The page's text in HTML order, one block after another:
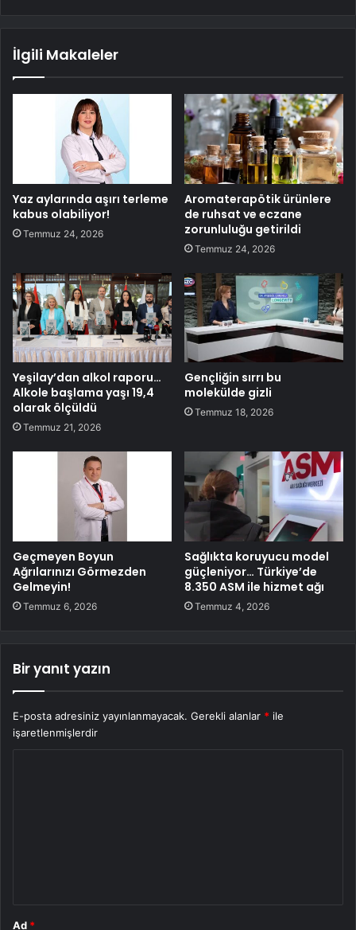
İlgili Makaleler
Yaz aylarında aşırı terleme
kabus olabiliyor!
Temmuz 24, 2026
Aromaterapötik ürünlere
de ruhsat ve eczane
zorunluluğu getirildi
Temmuz 24, 2026
Yeşilay’dan alkol raporu…
Alkole başlama yaşı 19,4
olarak ölçüldü
Temmuz 21, 2026
Gençliğin sırrı bu
molekülde gizli
Temmuz 18, 2026
Geçmeyen Boyun
Ağrılarınızı Görmezden
Gelmeyin!
Temmuz 6, 2026
Sağlıkta koruyucu model
güçleniyor… Türkiye’de
8.350 ASM ile hizmet ağı
Temmuz 4, 2026
Bir yanıt yazın
E-posta adresiniz yayınlanmayacak. Gerekli alanlar * ile
işaretlenmişlerdir
Ad *